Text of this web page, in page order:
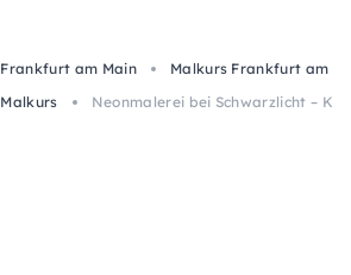
Frankfurt am Main
Malkurs Frankfurt am
Malkurs Neonmalerei bei Schwarzlicht –